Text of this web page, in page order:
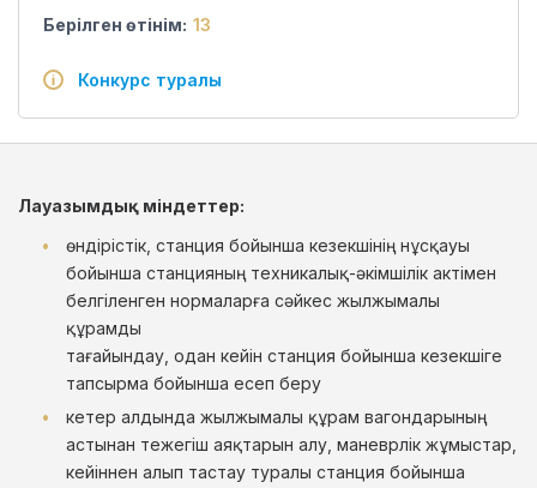
Берілген өтінім: 13
Конкурс туралы
Лауазымдық міндеттер:
өндірістік, станция бойынша кезекшінің нұсқауы
бойынша станцияның техникалық-әкімшілік актімен
белгіленген нормаларға сәйкес жылжымалы
құрамды
тағайындау, одан кейін станция бойынша кезекшіге
тапсырма бойынша есеп беру
кетер алдында жылжымалы құрам вагондарының
астынан тежегіш аяқтарын алу, маневрлік жұмыстар,
кейіннен алып тастау туралы станция бойынша